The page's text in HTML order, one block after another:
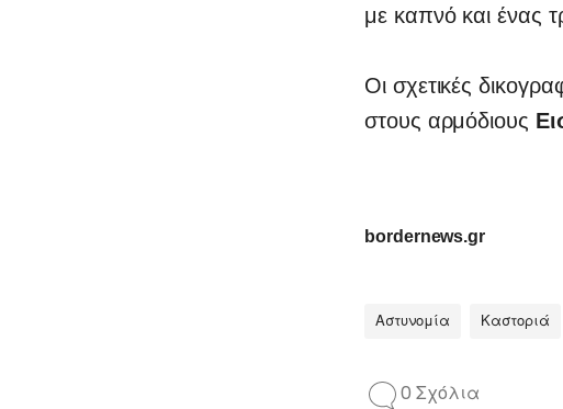
με καπνό και ένας
Οι σχετικές
στους αρμόδιους
bordernews.gr
Αστυνομία Καστοριά
0 Σχόλια